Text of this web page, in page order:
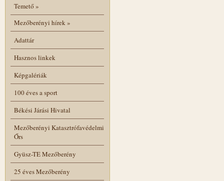
Temető»
Mezőberényi hírek»
Adattár
Hasznos linkek
Képgalériák
100 éves a sport
Békési Járási Hivatal
Mezőberényi Katasztrófavédelmi
Őrs
Gyüsz-TE Mezőberény
25 éves Mezőberény